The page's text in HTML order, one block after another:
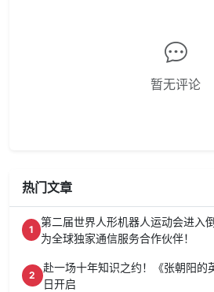
暂无评论
热门文章
1
第二届世界人形机器人运动会进入
为全球独家通信服务合作伙伴！
2
赴一场十年知识之约！《张朝阳的
日开启